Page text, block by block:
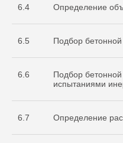
6.4 Определение
6.5 Подбор
6.6
Подбор
испытаниями
6.7 Определение
Остались
по необходимым объемам